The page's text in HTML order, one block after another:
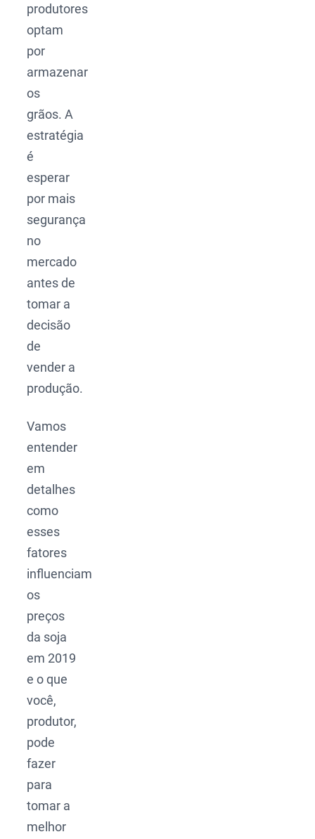
produtores
optam
por
armazenar
os
grãos. A
estratégia
é
esperar
por mais
segurança
no
mercado
antes de
tomar a
decisão
de
vender a
produção.
Vamos
entender
em
detalhes
como
esses
fatores
influenciam
os
preços
da soja
em 2019
e o que
você,
produtor,
pode
fazer
para
tomar a
melhor